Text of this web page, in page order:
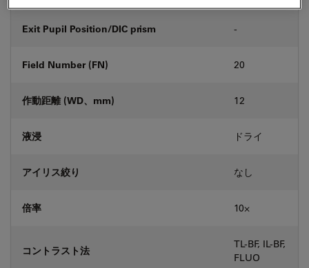
Exit Pupil Position/DIC prism -
Field Number (FN) 20
作動距離 (WD、mm) 12
液浸 ドライ
アイリス絞り なし
倍率 10⨉
コントラスト法
TL-BF, IL-BF,
FLUO